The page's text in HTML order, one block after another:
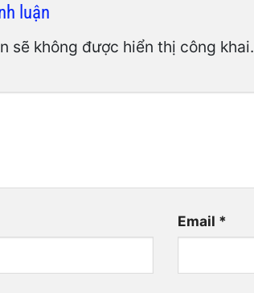
luận
sẽ không được hiển thị công khai.
Email *